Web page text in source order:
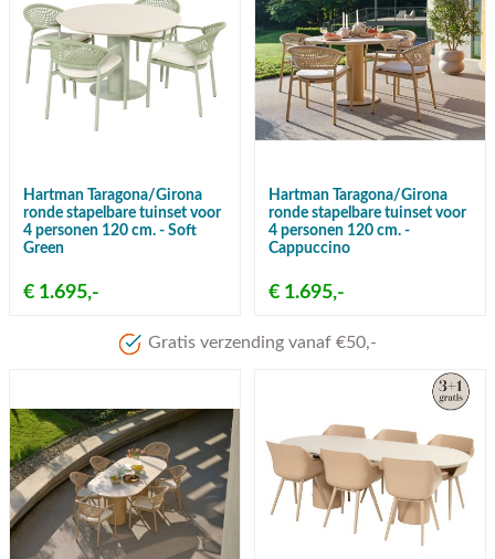
Hartman Taragona/Girona
ronde stapelbare tuinset voor
4 personen 120 cm. - Soft
Green
€ 1.695,-
Hartman Taragona/Girona
ronde stapelbare tuinset voor
4 personen 120 cm. -
Cappuccino
€ 1.695,-
Meer dan 80 jaar ervaring